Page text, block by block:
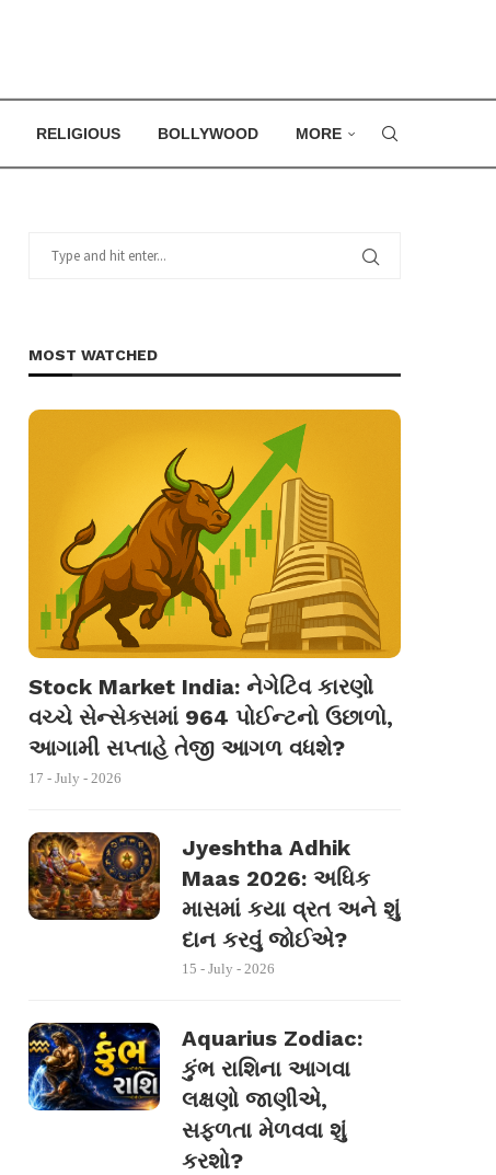
RELIGIOUS BOLLYWOOD MORE
MOST WATCHED
Stock Market India: નેગેટિવ કારણો
વચ્ચે સેન્સેક્સમાં 964 પોઈન્ટનો ઉછાળો,
આગામી સપ્તાહે તેજી આગળ વધશે?
17 - July - 2026
Jyeshtha Adhik
Maas 2026: અધિક
માસમાં કયા વ્રત અને શું
દાન કરવું જોઈએ?
15 - July - 2026
Aquarius Zodiac:
કુંભ રાશિના આગવા
લક્ષણો જાણીએ,
સફળતા મેળવવા શું
કરશો?